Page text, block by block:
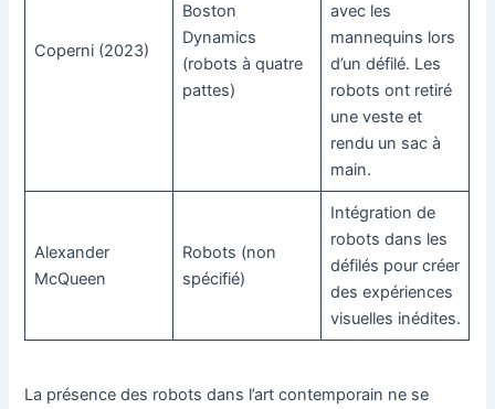
Coperni (2023)
Boston
Dynamics
(robots à quatre
pattes)
avec les
mannequins lors
d’un défilé. Les
robots ont retiré
une veste et
rendu un sac à
main.
Alexander
McQueen
Robots (non
spécifié)
Intégration de
robots dans les
défilés pour créer
des expériences
visuelles inédites.
La présence des robots dans l’art contemporain ne se